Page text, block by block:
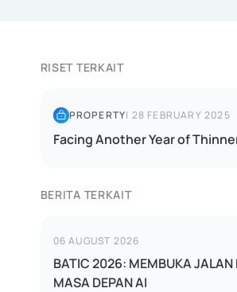
RISET TERKAIT
PROPERTY| 28 FEBRUARY 2025
Facing Another Year of
BERITA TERKAIT
06 AUGUST 2026
BATIC 2026: MEMBUKA JALAN
MASA DEPAN AI